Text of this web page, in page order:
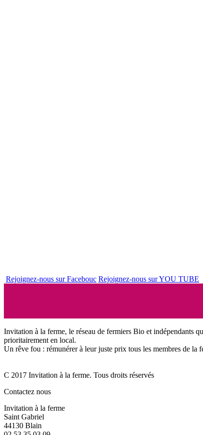
Rejoignez-nous sur Facebouc Rejoignez-nous sur YOU TUBE
Invitation à la ferme, le réseau de fermiers Bio et indépendants
prioritairement en local.
Un rêve fou : rémunérer à leur juste prix tous les membres de la
C 2017 Invitation à la ferme. Tous droits réservés
Contactez nous
Invitation à la ferme
Saint Gabriel
44130 Blain